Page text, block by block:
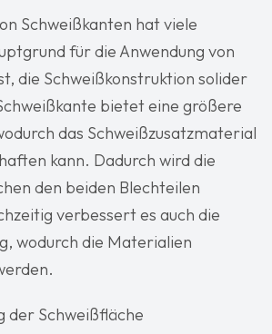
Schweißkanten hat viele
für die Anwendung von
die Schweißkonstruktion solider
bietet eine größere
das Schweißzusatzmaterial
kann. Dadurch wird die
den beiden Blechteilen
verbessert es auch die
wodurch die Materialien
der Schweißfläche